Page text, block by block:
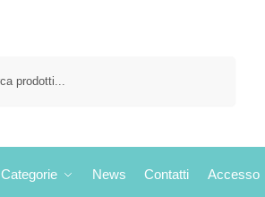
Categorie News Contatti Accesso